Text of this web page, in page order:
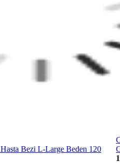
Bezi L-Large Beden 120